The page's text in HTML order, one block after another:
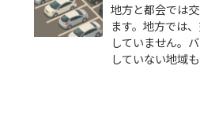
地方と都会では
ます。地方では
していません。
していない地域